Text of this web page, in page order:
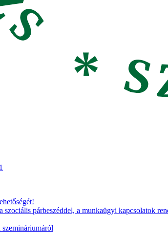
szociális párbeszéddel, a munkaügyi kapcsolatok
szemináriumáról